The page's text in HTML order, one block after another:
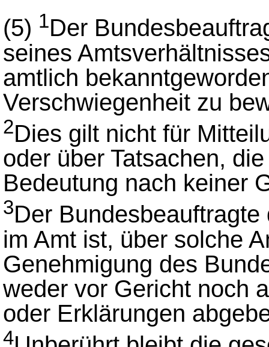
(5) 1Der
seines
amtlich
Verschwiegenheit zu
2Dies gilt nicht für
oder über Tatsachen,
Bedeutung nach keiner
3Der
im Amt ist, über solche
Genehmigung des
weder vor Gericht noch
oder Erklärungen
4